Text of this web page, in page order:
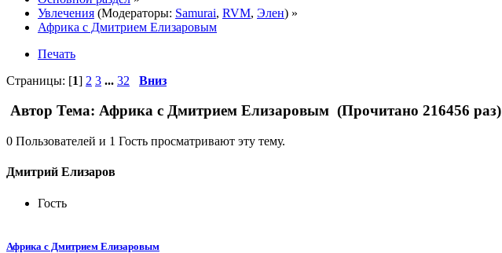
Увлечения (Модераторы: Samurai, RVM, Элен) »
Африка с Дмитрием Елизаровым
Печать
Страницы: [1] 2 3 ... 32 Вниз
Автор Тема: Африка с Дмитрием Елизаровым (Прочитано 216456 раз)
0 Пользователей и 1 Гость просматривают эту тему.
Дмитрий Елизаров
Гость
Африка с Дмитрием Елизаровым